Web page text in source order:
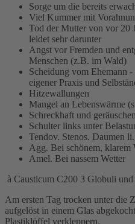
Sorge um die bereits
Viel Kummer mit
Tod der Mutter von vor 20
leidet sehr darunter
Angst vor Fremden und
Menschen (z.B. im Wald)
Scheidung vom Ehemann
eigener Praxis und
Hitzewallungen
Mangel an Lebenswärme
Schreckhaft und
Schulter links unter
Tendov. Stenos. Daumen li.
Agg. Bei schönem, klarem
Amel. Bei nassem Wetter
à Causticum C200 3 Globuli
Am ersten Tag trocken unter die
aufgelöst in einem Glas
Plastiklöffel verkleppern.